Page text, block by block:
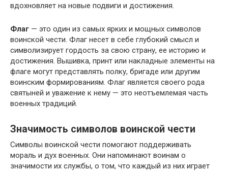
вдохновляет на новые подвиги и достижения.
Флаг — это один из самых ярких и мощных символов
воинской чести. Флаг несет в себе глубокий смысл и
символизирует гордость за свою страну, ее историю и
достижения. Вышивка, принт или накладные элементы на
флаге могут представлять полку, бригаде или другим
воинским формированиям. Флаг является своего рода
святыней и уважение к нему — это неотъемлемая часть
военных традиций.
Значимость символов воинской чести
Символы воинской чести помогают поддерживать
мораль и дух военных. Они напоминают воинам о
значимости их службы, о том, что каждый из них играет